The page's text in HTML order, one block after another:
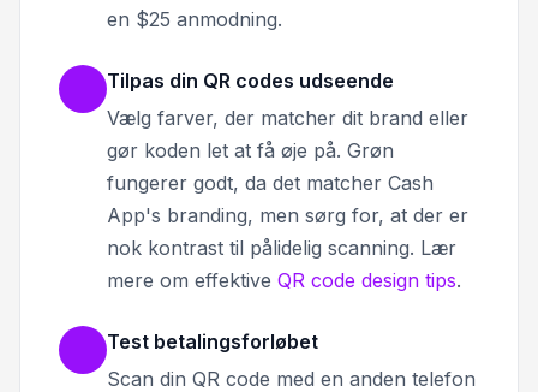
en $25 anmodning.
Tilpas din QR codes udseende
Vælg farver, der matcher dit brand eller
gør koden let at få øje på. Grøn
fungerer godt, da det matcher Cash
App's branding, men sørg for, at der er
nok kontrast til pålidelig scanning. Lær
mere om effektive QR code design tips.
Test betalingsforløbet
Scan din QR code med en anden telefon